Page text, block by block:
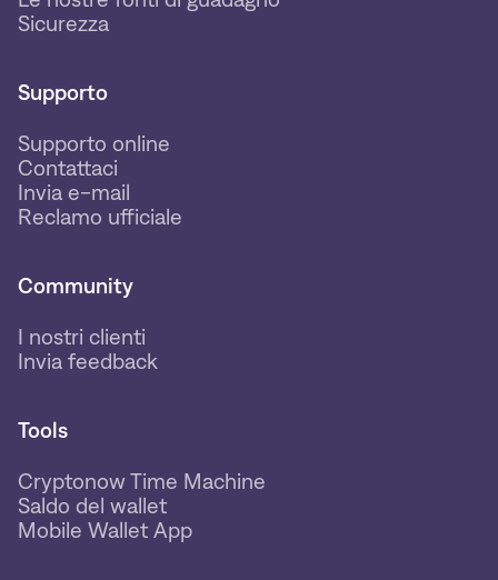
Sicurezza
Supporto
Supporto online
Contattaci
Invia e-mail
Reclamo ufficiale
Community
I nostri clienti
Invia feedback
Tools
Cryptonow Time Machine
Saldo del wallet
Mobile Wallet App